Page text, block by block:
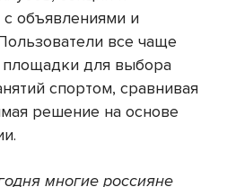
с объявлениями и
все чаще
площадки для выбора
спортом, сравнивая
решение на основе
многие россияне